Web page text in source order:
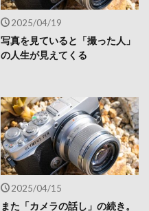
2025/04/19
写真を見ていると「撮った人」
の人生が見えてくる
2025/04/15
また「カメラの話し」の続き。